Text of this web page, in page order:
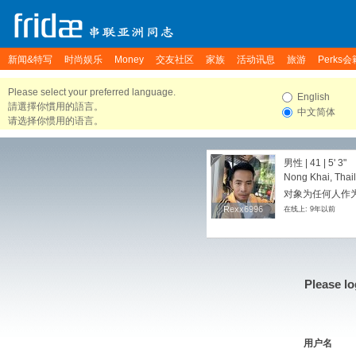
新闻&特写 时尚娱乐 Money 交友社区 家族 活动讯息 旅游 Perks会
Please select your preferred language.
請選擇你慣用的語言。
请选择你惯用的语言。
English
中文简体
Rexx6996
Rexx6996
男性 | 41 | 5' 3"
Nong Khai,
对象为任何人作
在线上: 9年以前
Please
用户名